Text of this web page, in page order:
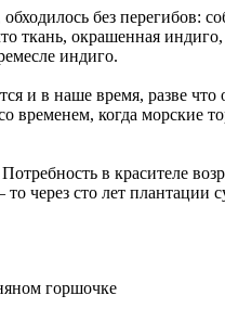
без
окрашенная
индиго.
в наше время, разве
временем, когда морские
в красителе
сто лет плантации
горшочке